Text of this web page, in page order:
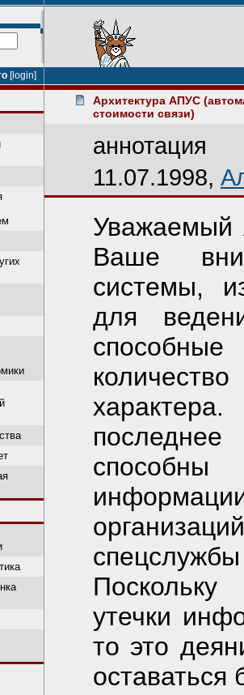
[login]
Архитектура АПУС
стоимости связи)
аннотация
11.07.1998,
Уважаемый
Ваше
системы,
для
способны
утечки
то это
оставаться